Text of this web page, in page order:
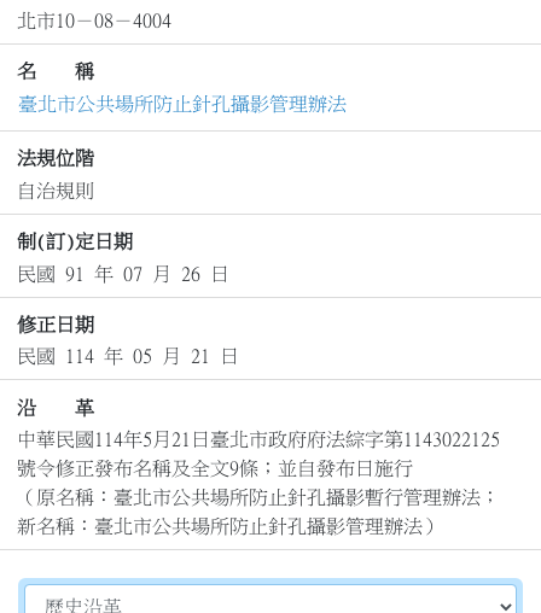
北市10－08－4004
名 稱
臺北市公共場所防止針孔攝影管理辦法
法規位階
自治規則
制(訂)定日期
民國 91 年 07 月 26 日
修正日期
民國 114 年 05 月 21 日
沿 革
中華民國114年5月21日臺北市政府府法綜字第1143022125
號令修正發布名稱及全文9條；並自發布日施行
（原名稱：臺北市公共場所防止針孔攝影暫行管理辦法；
新名稱：臺北市公共場所防止針孔攝影管理辦法）
切換選擇法規資訊內容